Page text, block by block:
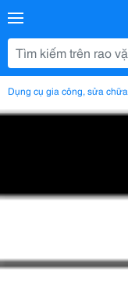
Dụng cụ gia công, sửa chữa